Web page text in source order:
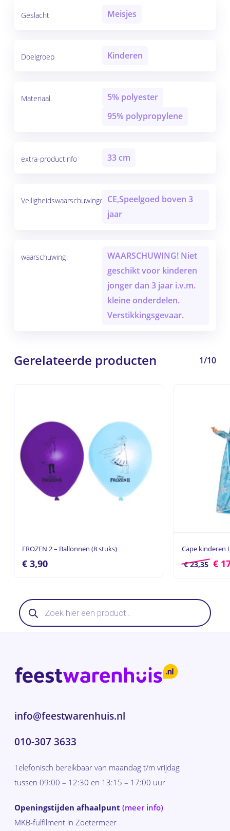
Geslacht Meisjes
Doelgroep Kinderen
Materiaal
5% polyester
95% polypropylene
extra-productinfo 33 cm
Veiligheidswaarschuwingen CE,Speelgoed boven 3
jaar
waarschuwing
WAARSCHUWING! Niet
geschikt voor kinderen
jonger dan 3 jaar i.v.m.
kleine onderdelen.
Verstikkingsgevaar.
Gerelateerde producten 1/10
FROZEN 2 – Ballonnen (8 stuks)
€3,90
Cape kinderen
€23,35 €
Producten
zoeken
info@feestwarenhuis.nl
010-307 3633
Telefonisch bereikbaar van maandag t/m vrijdag
tussen 09:00 – 12:30 en 13:15 – 17:00 uur
Openingstijden afhaalpunt (meer info)
MKB-fulfilment in Zoetermeer